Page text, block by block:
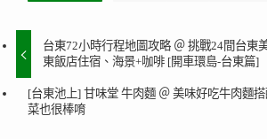
台東72小時行程地圖攻略 ＠ 挑戰24間台東
東飯店住宿、海景+咖啡 [開車環島-台東篇]
[台東池上] 甘味堂 牛肉麵 ＠ 美味好吃牛肉麵
菜也很棒唷